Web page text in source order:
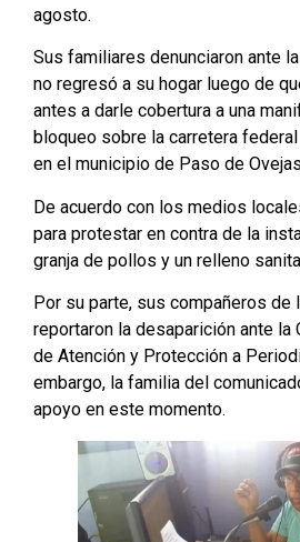
agosto.
Sus familiares denunciaron ante
no regresó a su hogar luego de
antes a darle cobertura a una
bloqueo sobre la carretera
en el municipio de Paso de
De acuerdo con los medios
para protestar en contra de la
granja de pollos y un relleno
Por su parte, sus compañeros de
reportaron la desaparición ante la
de Atención y Protección a
embargo, la familia del
apoyo en este momento.